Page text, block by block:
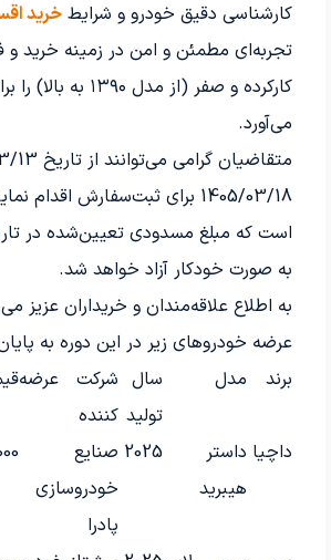
کارشناسی دقیق خودرو و شرایط خرید
تجربه‌ای مطمئن و امن در زمینه خرید
کارکرده و صفر (از مدل
می‌آورد.
1405/03/18 برای ثبت‌سفارش اقدام نمایند
به صورت خودکار آزاد خواهد شد.
به اطلاع علاقه‌مندان و خریداران عزیز
عرضه خودروهای زیر در این دوره به
برند
مدل
سال
تولید
شرکت عرضه
کننده
داچیا داستر
هیبرید
2025 صنایع
خودروسازی
پادرا